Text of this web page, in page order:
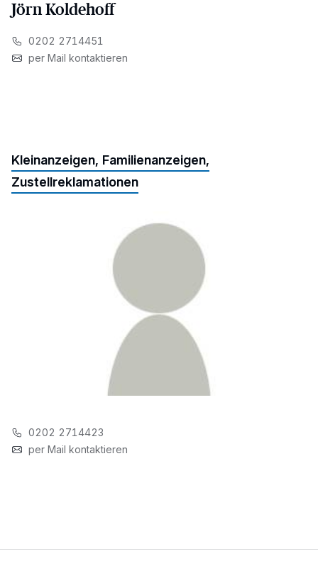
Jörn Koldehoff
0202 2714451
per Mail kontaktieren
Kleinanzeigen, Familienanzeigen,
Zustellreklamationen
0202 2714423
per Mail kontaktieren